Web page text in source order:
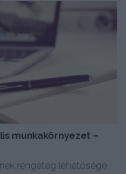
munkakörnyezet –
rengeteg lehetősége